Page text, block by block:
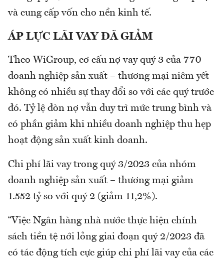
và cung cấp vốn cho nền kinh tế.
ÁP LỰC LÃI VAY ĐÃ GIẢM
Theo WiGroup, cơ cấu nợ vay quý 3 của 770
doanh nghiệp sản xuất – thương mại niêm yết
không có nhiều sự thay đổi so với các quý trước
đó. Tỷ lệ đòn nợ vẫn duy trì mức trung bình và
có phần giảm khi nhiều doanh nghiệp thu hẹp
hoạt động sản xuất kinh doanh.
Chi phí lãi vay trong quý 3/2023 của nhóm
doanh nghiệp sản xuất – thương mại giảm
1.552 tỷ so với quý 2 (giảm 11,2%).
“Việc Ngân hàng nhà nước thực hiện chính
sách tiền tệ nới lỏng giai đoạn quý 2/2023 đã
có tác động tích cực giúp chi phí lãi vay của các